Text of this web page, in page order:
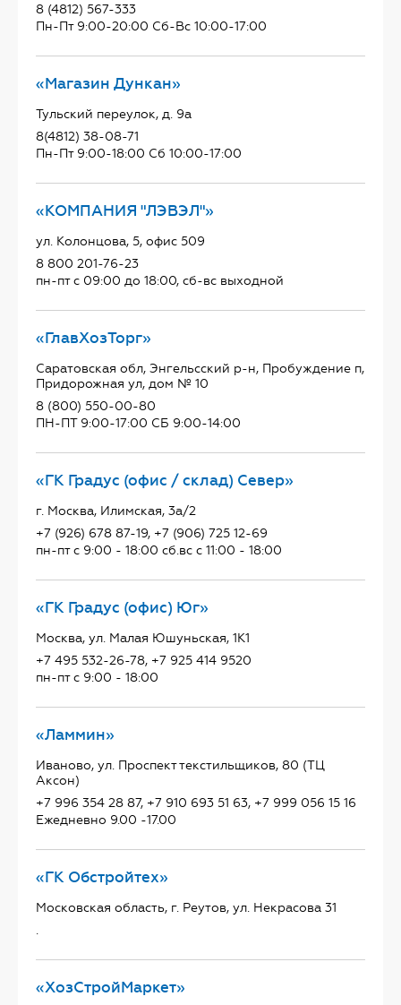
8 (4812) 567-333
Пн-Пт 9:00-20:00 Сб-Вс 10:00-17:00
«Магазин Дункан»
Тульский переулок, д. 9а
8(4812) 38-08-71
Пн-Пт 9:00-18:00 Сб 10:00-17:00
«КОМПАНИЯ "ЛЭВЭЛ"»
ул. Колонцова, 5, офис 509
8 800 201-76-23
пн-пт с 09:00 до 18:00, сб-вс выходной
«ГлавХозТорг»
Саратовская обл, Энгельсский р-н, Пробуждение п,
Придорожная ул, дом № 10
8 (800) 550-00-80
ПН-ПТ 9:00-17:00 СБ 9:00-14:00
«ГК Градус (офис / склад) Север»
г. Москва, Илимская, 3а/2
+7 (926) 678 87-19, +7 (906) 725 12-69
пн-пт с 9:00 - 18:00 сб.вс с 11:00 - 18:00
«ГК Градус (офис) Юг»
Москва, ул. Малая Юшуньская, 1К1
+7 495 532-26-78, +7 925 414 9520
пн-пт с 9:00 - 18:00
«Ламмин»
Иваново, ул. Проспект текстильщиков, 80 (ТЦ
Аксон)
+7 996 354 28 87, +7 910 693 51 63, +7 999 056 15 16
Ежедневно 9.00 -17.00
«ГК Обстройтех»
Московская область, г. Реутов, ул. Некрасова 31
.
«ХозСтройМаркет»